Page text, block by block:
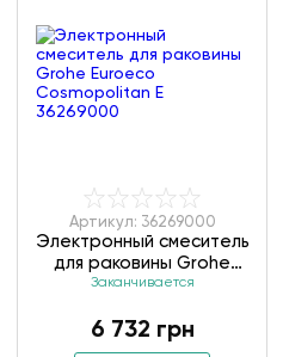
Артикул: 36269000
Электронный смеситель
для раковины Grohe
Euroeco Cosmopolitan E
Заканчивается
6 732 грн